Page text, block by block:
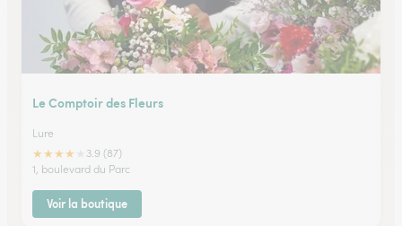
Le Comptoir des Fleurs
Lure
★★★★
3.9 (87)
1, boulevard du Parc
Voir la boutique